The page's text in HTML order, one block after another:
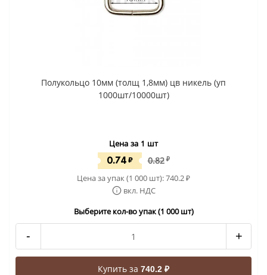
Полукольцо 10мм (толщ 1,8мм) цв никель (уп
1000шт/10000шт)
Цена за 1 шт
0.74 ₽ 0.82 ₽
Цена за упак (1 000 шт):740.2₽
вкл. НДС
Выберите кол-во упак (1 000 шт)
- +
Купить за 740.2 ₽